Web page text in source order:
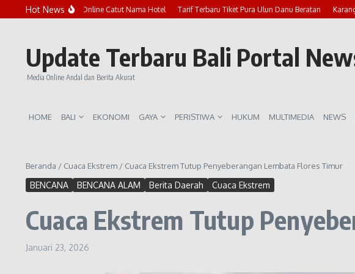
Lewati ke konten
Hot News
Marak Penipuan Online Catut Nama Hotel Tarif Terbaru Tiket Pura Ulun Danu Beratan
Update Terbaru Bali Portal
Media Online Andal dan Berita Akurat
HOME BALI EKONOMI GAYA PERISTIWA HUKUM MULTIMEDIA NEWS
Beranda / Cuaca Ekstrem / Cuaca Ekstrem Tutup Penyeberangan Lembata Flores Timur
BENCANA BENCANA ALAM Berita Daerah Cuaca Ekstrem
Cuaca Ekstrem Tutup
Januari 23, 2026